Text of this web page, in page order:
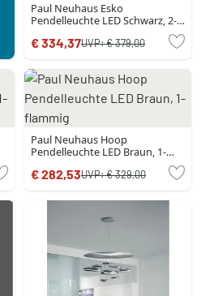
Paul Neuhaus Esko
Pendelleuchte LED Schwarz, 2-
€ 334,37UVP:€ 379,00
Paul Neuhaus Hoop
Pendelleuchte LED Braun, 1-
€ 282,53UVP:€ 329,00